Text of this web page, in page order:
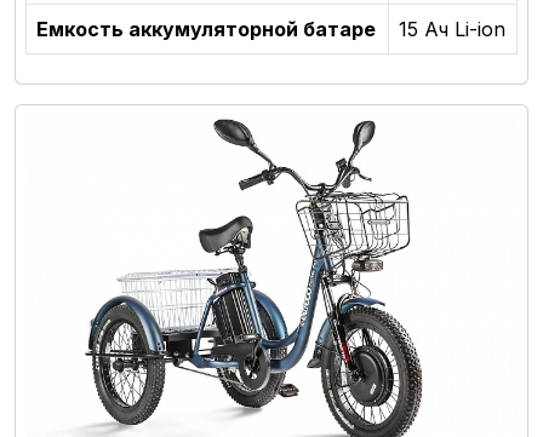
Емкость аккумуляторной батаре 15 Ач Li-ion